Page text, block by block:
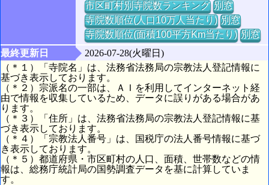
市区町村別寺院数ランキング 別窓
寺院数順位(人口10万人当たり) 別窓
寺院数順位(面積100平方Km当たり) 別窓
最終更新日
2026-07-28(火曜日)
（＊１）「寺院名」は、法務省法務局の宗教法人登記情報に
基づき表示しております。
（＊２）宗派名の一部は、ＡＩを利用してインターネット経
由で情報を収集しているため、データに誤りがある場合があ
ります。
（＊３）「住所」は、法務省法務局の宗教法人登記情報に基
づき表示しております。
（＊４）「宗教法人番号」は、国税庁の法人番号情報に基づ
き表示しております。
（＊５）都道府県・市区町村の人口、面積、世帯数などの情
報は、総務庁統計局の国勢調査データを基に計算していま
す。